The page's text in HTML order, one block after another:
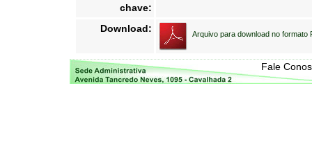
chave:
Download: Arquivo para download no formato
Fale